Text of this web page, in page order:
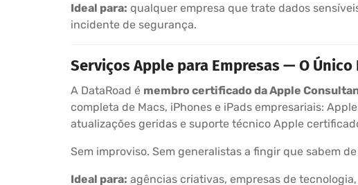
Ideal para: qualquer empresa que trate dados
incidente de segurança.
Serviços Apple para Empresas — O
A DataRoad é membro certificado da Apple
completa de Macs, iPhones e iPads empresariais:
atualizações geridas e suporte técnico Apple
Sem improviso. Sem generalistas a fingir que sabem
Ideal para: agências criativas, empresas de